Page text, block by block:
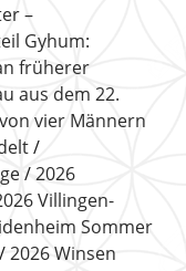
–
Gyhum:
früherer
aus dem 22.
vier Männern
2026
Villingen-
Sommer
2026 Winsen